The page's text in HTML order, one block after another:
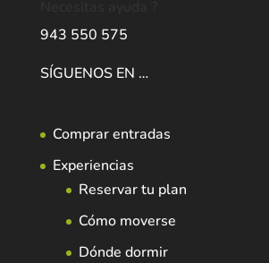
943 550 575
SÍGUENOS EN …
Comprar entradas
Experiencias
Reservar tu plan
Cómo moverse
Dónde dormir